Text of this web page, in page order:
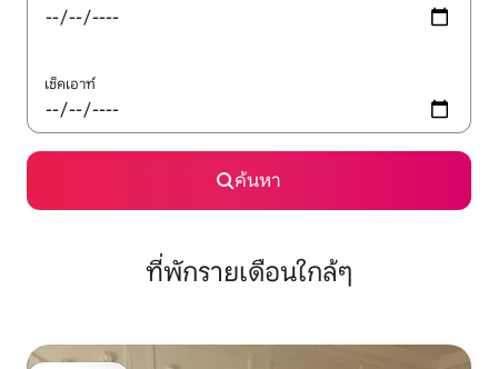
เช็คเอาท์
ค้นหา
ที่พักรายเดือนใกล้ๆ